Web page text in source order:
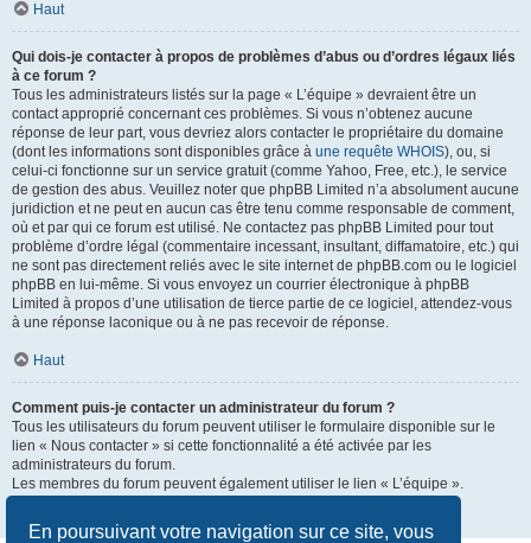
En poursuivant votre navigation sur ce site, vous
Haut
Qui dois-je contacter à propos de problèmes d’abus ou d’ordres légaux liés
à ce forum ?
Tous les administrateurs listés sur la page « L’équipe » devraient être un
contact approprié concernant ces problèmes. Si vous n’obtenez aucune
réponse de leur part, vous devriez alors contacter le propriétaire du domaine
(dont les informations sont disponibles grâce à une requête WHOIS), ou, si
celui-ci fonctionne sur un service gratuit (comme Yahoo, Free, etc.), le service
de gestion des abus. Veuillez noter que phpBB Limited n’a absolument aucune
juridiction et ne peut en aucun cas être tenu comme responsable de comment,
où et par qui ce forum est utilisé. Ne contactez pas phpBB Limited pour tout
problème d’ordre légal (commentaire incessant, insultant, diffamatoire, etc.) qui
ne sont pas directement reliés avec le site internet de phpBB.com ou le logiciel
phpBB en lui-même. Si vous envoyez un courrier électronique à phpBB
Limited à propos d’une utilisation de tierce partie de ce logiciel, attendez-vous
à une réponse laconique ou à ne pas recevoir de réponse.
Haut
Comment puis-je contacter un administrateur du forum ?
Tous les utilisateurs du forum peuvent utiliser le formulaire disponible sur le
lien « Nous contacter » si cette fonctionnalité a été activée par les
administrateurs du forum.
Les membres du forum peuvent également utiliser le lien « L’équipe ».
Haut